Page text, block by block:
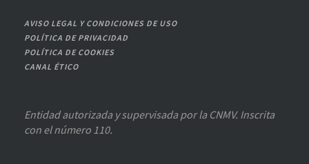
AVISO LEGAL Y CONDICIONES DE USO
POLÍTICA DE PRIVACIDAD
POLÍTICA DE COOKIES
CANAL ÉTICO
Entidad autorizada y supervisada por la CNMV. Inscrita
con el número 110.